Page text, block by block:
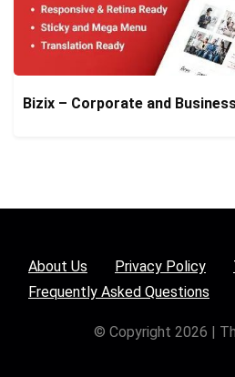
Bizix – Corporate and
About Us Privacy Policy
Frequently Asked Questions
© Copyright 2026 |